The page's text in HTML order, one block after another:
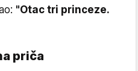
"Otac tri princeze.
priča